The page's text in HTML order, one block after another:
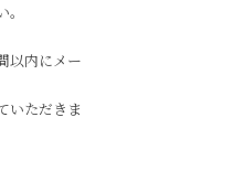
以内にメー
いただきま